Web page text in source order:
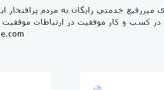
خدمتي رايگان به مردم پرافتخار